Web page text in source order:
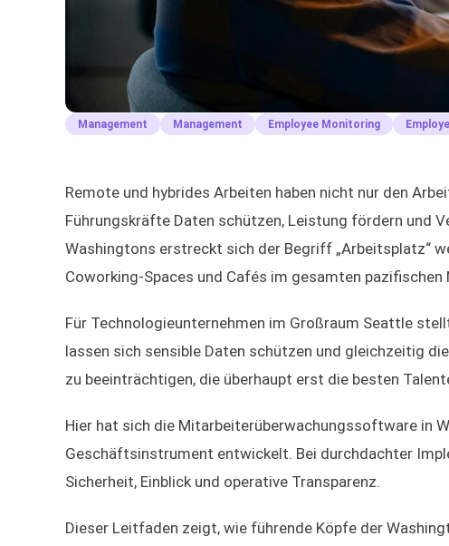
Management Management Employee Monitoring
Remote und hybrides Arbeiten haben nicht nur den
Führungskräfte Daten schützen, Leistung fördern und
Washingtons erstreckt sich der Begriff „Arbeitsplatz“
Coworking-Spaces und Cafés im gesamten pazifischen
Für Technologieunternehmen im Großraum Seattle
lassen sich sensible Daten schützen und gleichzeitig
zu beeinträchtigen, die überhaupt erst die besten
Hier hat sich die Mitarbeiterüberwachungssoftware in
Geschäftsinstrument entwickelt. Bei durchdachter
Sicherheit, Einblick und operative Transparenz.
Dieser Leitfaden zeigt, wie führende Köpfe der